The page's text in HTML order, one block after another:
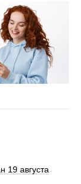
19 августа